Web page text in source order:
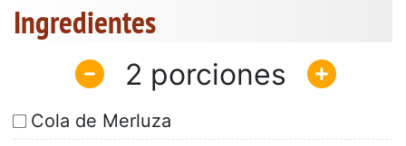
Ingredientes
2
Cola de Merluza